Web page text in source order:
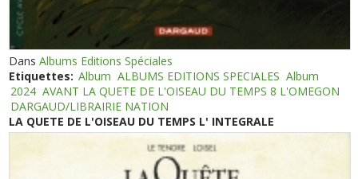
DansAlbums Editions Spéciales
Etiquettes: Album ALBUMS EDITIONS SPECIALES Album
2024 AVANT LA QUETE DE L'OISEAU DU TEMPS 8 L'OMEGON
DARGAUD/LIBRAIRIE NATION
LA QUETE DE L'OISEAU DU TEMPS L' INTEGRALE